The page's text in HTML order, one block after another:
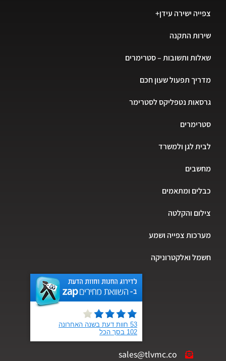
צפייה ישירה עידן+
שירות התקנה
שאלות ותשובות – סטרימרים
מדריך תפעול שעון חכם
גרסאות נטפליקס לסטרימר
סטרימרים
לבית לגן ולמשרד
מחשבים
כבלים ומתאמים
צילום והקלטה
מערכות צפייה ושמע
חשמל ואלקטרוניקה
sales@tlvmc.co